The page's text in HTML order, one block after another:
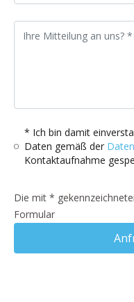
* Ich bin damit
Daten gemäß der
Kontaktaufnahme
Die mit *
Formular